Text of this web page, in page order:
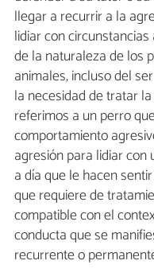
llegar a recurrir a la
lidiar con
de la naturaleza de los
animales, incluso del
la necesidad de tratar
referimos a un perro
comportamiento
agresión para lidiar con
a día que le hacen
que requiere de
compatible con el
conducta que se
recurrente o